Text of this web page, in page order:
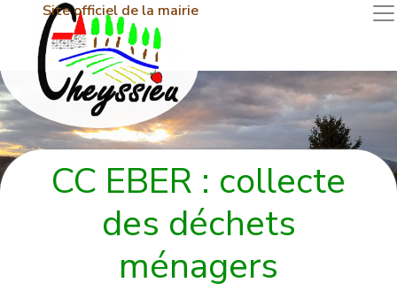
Site officiel de la mairie
CC EBER : collecte
des déchets
ménagers